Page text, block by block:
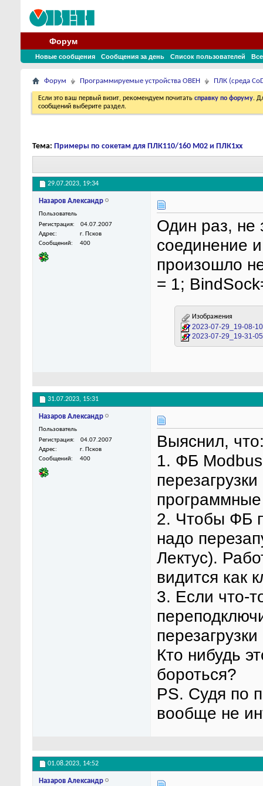
Форум
Новые сообщения Сообщения за день Список пользователей
Форум Программируемые устройства ОВЕН ПЛК (среда
Если это ваш первый визит, рекомендуем почитать справку по форуму.
сообщений выберите раздел.
Тема: Примеры по сокетам для ПЛК110/160 M02 и ПЛК1хх
29.07.2023, 19:34
Назаров Александр
Пользователь
Регистрация
04.07.2007
Адрес
г. Псков
Сообщений
400
Один раз, не
соединение
произошло
= 1;
Изображения
2023-07-29_19-08-
2023-07-29_19-31-
31.07.2023, 15:31
Назаров Александр
Пользователь
Регистрация
04.07.2007
Адрес
г. Псков
Сообщений
400
Выяснил,
1. ФБ Modbus
2. Чтобы ФБ
надо
Лектус).
видится как
3. Если что-
Кто нибудь
бороться?
PS. Судя по
вообще не
01.08.2023, 14:52
Назаров Александр